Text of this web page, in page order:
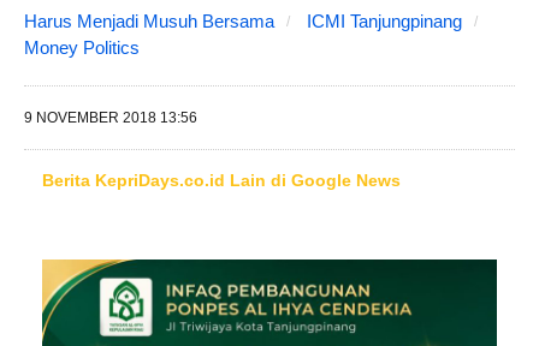
Harus Menjadi Musuh Bersama
ICMI Tanjungpinang
Money Politics
9 NOVEMBER 2018 13:56
Berita KepriDays.co.id Lain di Google News